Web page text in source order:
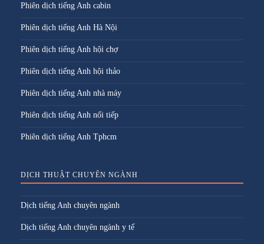
Phiên dịch tiếng Anh cabin
Phiên dịch tiếng Anh Hà Nội
Phiên dịch tiếng Anh hội chợ
Phiên dịch tiếng Anh hội thảo
Phiên dịch tiếng Anh nhà máy
Phiên dịch tiếng Anh nối tiếp
Phiên dịch tiếng Anh Tphcm
DỊCH THUẬT CHUYÊN NGÀNH
Dịch tiếng Anh chuyên ngành
Dịch tiếng Anh chuyên ngành y tế